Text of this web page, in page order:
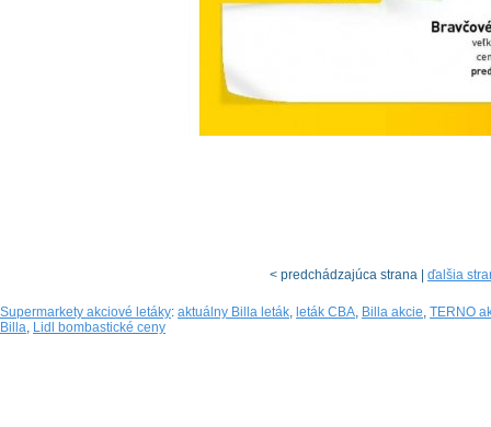
< predchádzajúca strana | ďalšia
Supermarkety akciové letáky: aktuálny Billa leták, leták CBA, Billa akcie, TERNO
Billa, Lidl bombastické ceny